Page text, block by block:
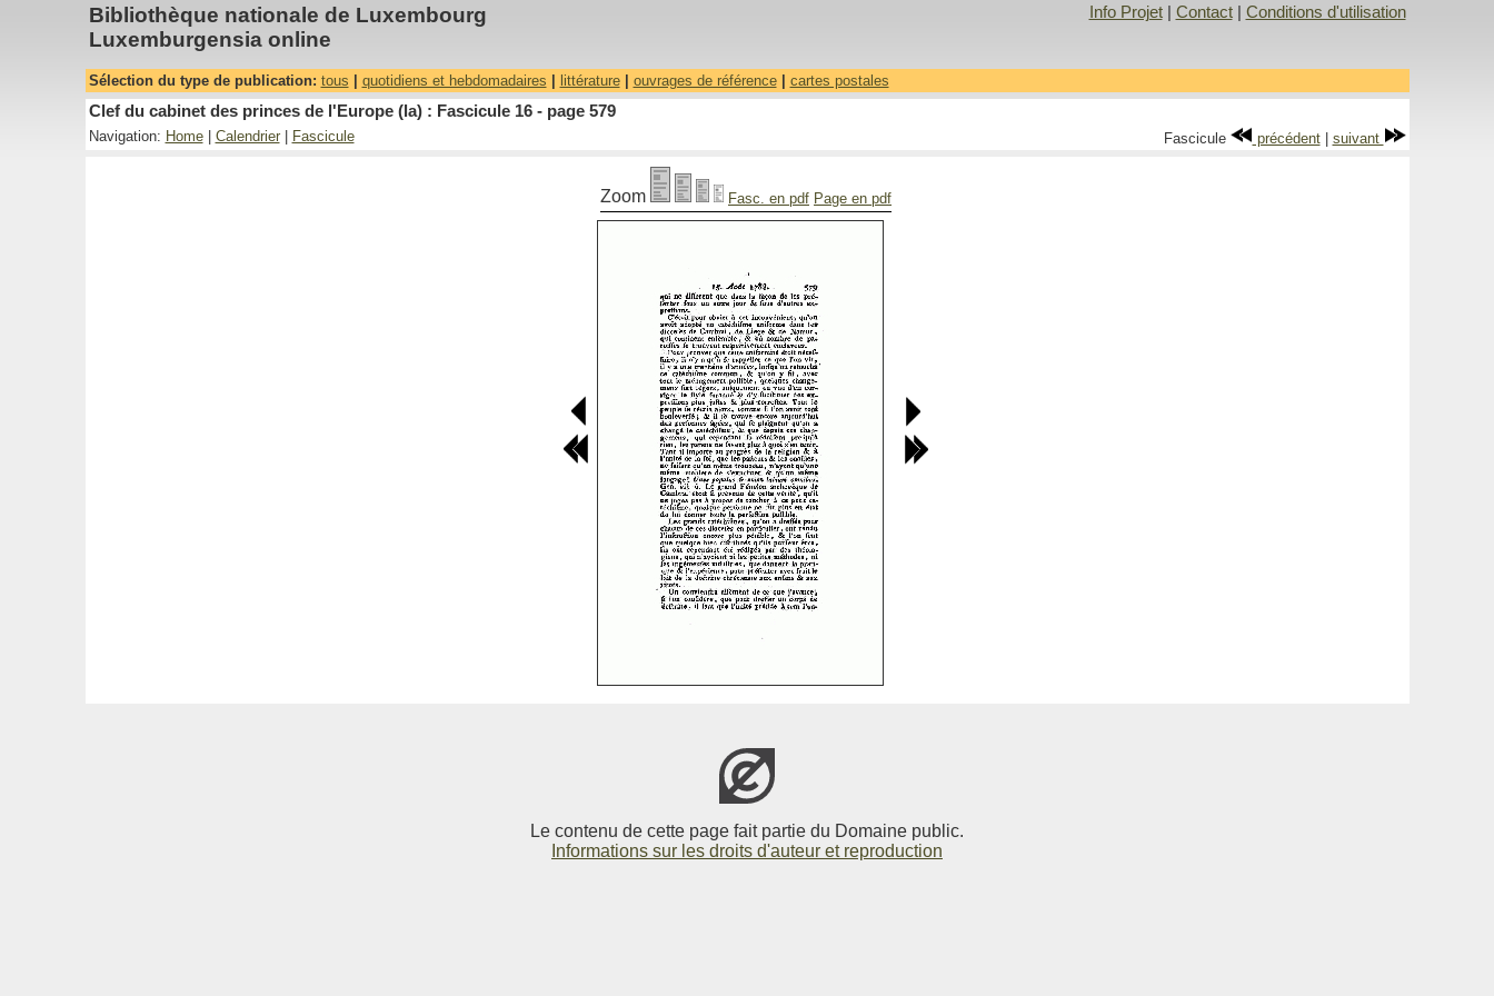
Bibliothèque nationale de Luxembourg
Luxemburgensia online
Info Projet| Contact| Conditions d'utilisation
Sélection du type de publication: tous quotidiens et hebdomadaires littérature| ouvrages de référence| cartes postales
Clef du cabinet des princes de l'Europe (la) : Fascicule 16 - page 579
Navigation: Home| Calendrier| Fascicule Fascicule précédent| suivant
Zoom Fasc. en pdf Page en pdf
Le contenu de cette page fait partie du Domaine public.
Informations sur les droits d'auteur et reproduction